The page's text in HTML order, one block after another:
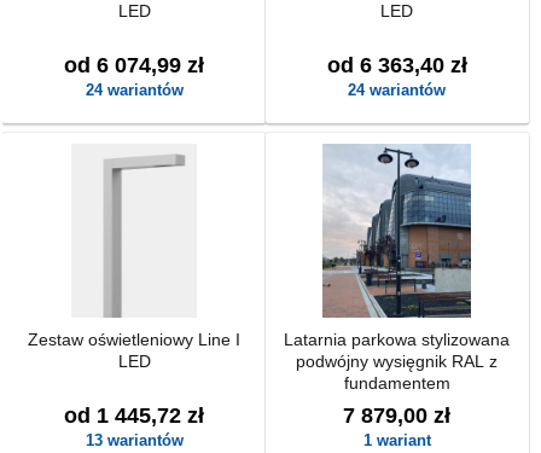
LED
od 6 074,99 zł
24 wariantów
LED
od 6 363,40 zł
24 wariantów
Zestaw oświetleniowy Line I
LED
od 1 445,72 zł
13 wariantów
Latarnia parkowa stylizowana
podwójny wysięgnik RAL z
fundamentem
7 879,00 zł
1 wariant